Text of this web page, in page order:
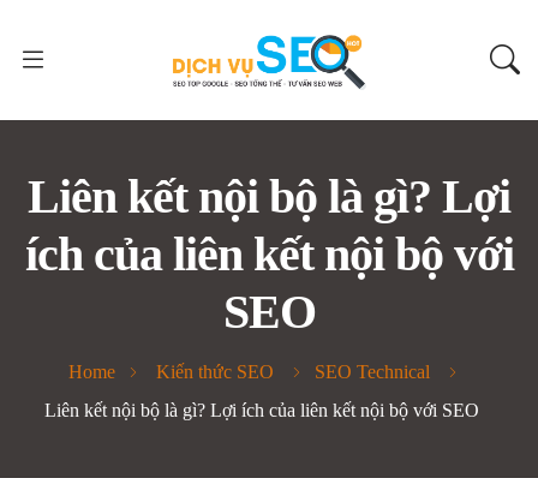
Liên kết nội bộ là gì? Lợi
ích của liên kết nội bộ với
SEO
Home Kiến thức SEO
SEO Technical
Liên kết nội bộ là gì? Lợi ích của liên kết nội bộ với SEO